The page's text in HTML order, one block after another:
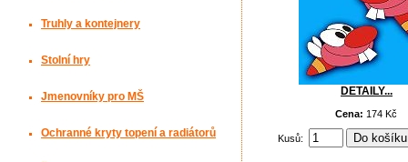
DETAILY...
Cena: 174 Kč
Kusů:
Truhly a kontejnery
Stolní hry
Jmenovníky pro MŠ
Ochranné kryty topení a radiátorů